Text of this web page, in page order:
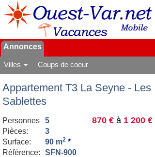
Annonces
Villes Coups de coeur
Appartement T3 La Seyne - Les
Sablettes
870 € à 1 200 €
Personnes
5
Pièces:
3
Surface:
90 m2 *
Référence:
SFN-900